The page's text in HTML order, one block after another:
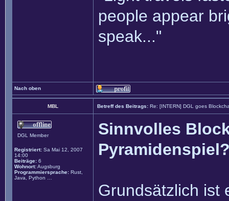
people appear
speak..."
Nach oben
MBL Betreff des Beitrags: Re: [INTERN] DGL goes
DGL Member
Registriert: Sa Mai 12, 2007
14:00
Beiträge: 6
Wohnort:Augsburg
Programmiersprache: Rust,
Java, Python …
Sinnvolles
Grundsätzlich ist